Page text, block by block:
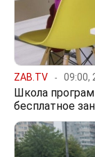
ZAB.TV 09:00,
Школа
бесплатное